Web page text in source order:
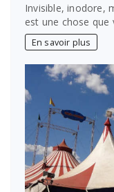
Invisible, inodore,
est une chose
En savoir plus